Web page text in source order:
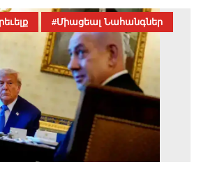
#Միացեալ Նահանգներ